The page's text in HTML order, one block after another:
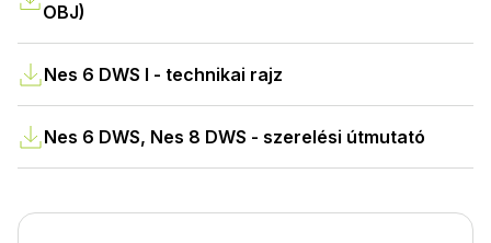
OBJ)
Nes 6 DWS I - technikai rajz
Nes 6 DWS, Nes 8 DWS - szerelési útmutató